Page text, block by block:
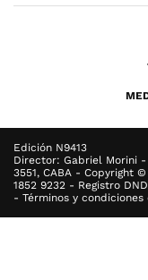
Edición N9413
Director: Gabriel Morini
3551, CABA - Copyright
1852 9232 - Registro
- Términos y condiciones